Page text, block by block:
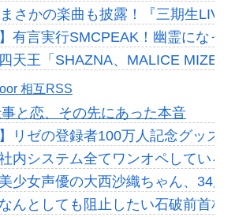
まさかの楽曲も披露！『三期生
】有言実行SMCPEAK！幽霊になっ
天王「SHAZNA、MALICE
相互RSS
と恋、その先にあった本音
】リゼの登録者100万人記念グッズ
社内システム全てワンオペしてい
美少女声優の大西沙織ちゃん、34
んとしても阻止したい石破前首